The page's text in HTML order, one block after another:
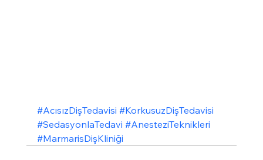
#AcısızDişTedavisi #KorkusuzDişTedavisi
#SedasyonlaTedavi #AnesteziTeknikleri
#MarmarisDişKliniği